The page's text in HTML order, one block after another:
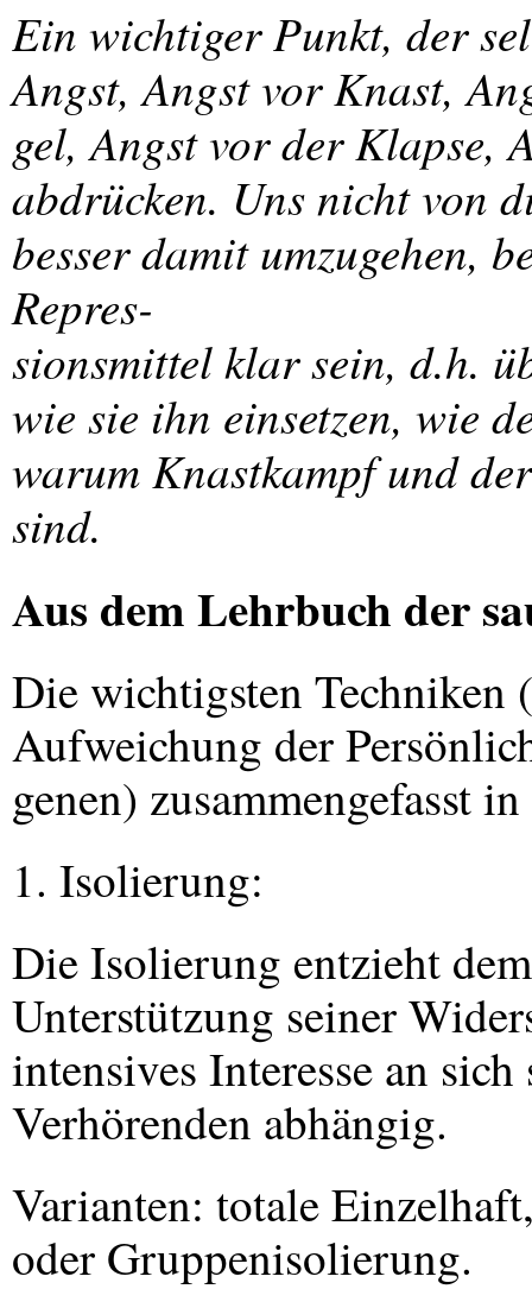
Ein wichtiger Punkt, der
Angst, Angst vor Knast,
gel, Angst vor der Klapse,
abdrücken. Uns nicht von
besser damit umzugehen,
Repres-
sionsmittel klar sein, d.h.
wie sie ihn einsetzen, wie
warum Knastkampf und
sind.
Aus dem Lehrbuch der
Die wichtigsten Techniken
Aufweichung der
genen) zusammengefasst
1. Isolierung:
Die Isolierung entzieht
Unterstützung seiner
intensives Interesse an
Verhörenden abhängig.
Varianten: totale
oder Gruppenisolierung.